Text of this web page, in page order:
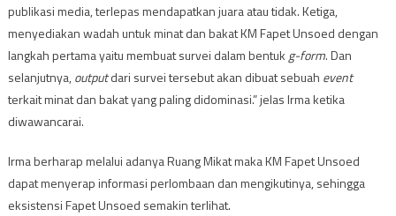
publikasi media, terlepas mendapatkan juara atau tidak. Ketiga,
menyediakan wadah untuk minat dan bakat KM Fapet Unsoed dengan
langkah pertama yaitu membuat survei dalam bentuk g-form. Dan
selanjutnya,outputdari survei tersebut akan dibuat sebuah event
terkait minat dan bakat yang paling didominasi.” jelas Irma ketika
diwawancarai.
Irma berharap melalui adanya Ruang Mikat maka KM Fapet Unsoed
dapat menyerap informasi perlombaan dan mengikutinya, sehingga
eksistensi Fapet Unsoed semakin terlihat.